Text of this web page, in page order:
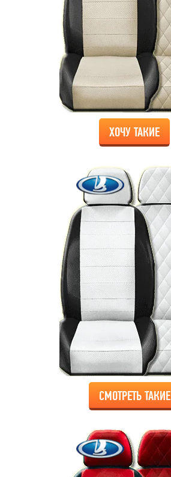
ХОЧУ ТАКИЕ
СМОТРЕТЬ ТАКИЕ